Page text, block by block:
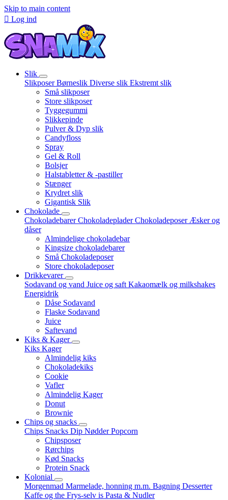
Skip to main content
 Log ind
Slik
SlikposerBørneslik Diverse slik Ekstremt slik
Små slikposer
Store slikposer
Tyggegummi
Slikkepinde
Pulver & Dyp slik
Candyfloss
Spray
Gel & Roll
Bolsjer
Halstabletter & -pastiller
Stænger
Krydret slik
Gigantisk Slik
Chokolade
ChokoladebarerChokoladepladerChokoladeposer Æsker og
dåser
Almindelige chokoladebar
Kingsize chokoladebarer
Små Chokoladeposer
Store chokoladeposer
Drikkevarer
Sodavand og vand Juice og saft Kakaomælk og milkshakes
Energidrik
Dåse Sodavand
Flaske Sodavand
Juice
Saftevand
Kiks & Kager
Kiks Kager
Almindelig kiks
Chokoladekiks
Cookie
Vafler
Almindelig Kager
Donut
Brownie
Chips og snacks
Chips Snacks Dip NødderPopcorn
Chipsposer
Rørchips
Kød Snacks
Protein Snack
Kolonial
Morgenmad Marmelade, honning m.m. Bagning Desserter
Kaffe og the Frys-selv is Pasta & Nudler